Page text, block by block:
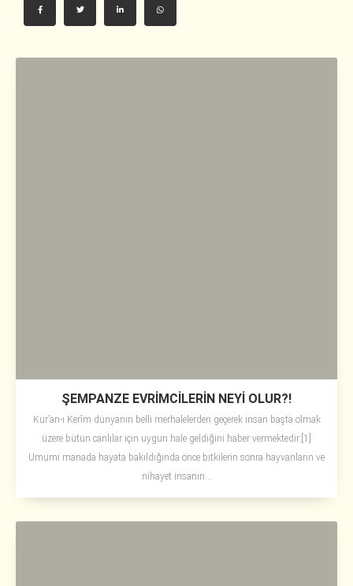
ŞEMPANZE EVRİMCİLERİN NEYİ OLUR?!
Kur’an-ı Kerîm dünyanın belli merhalelerden geçerek insan başta olmak
üzere bütün canlılar için uygun hale geldiğini haber vermektedir.[1]
Umumi manada hayata bakıldığında önce bitkilerin sonra hayvanların ve
nihayet insanın...